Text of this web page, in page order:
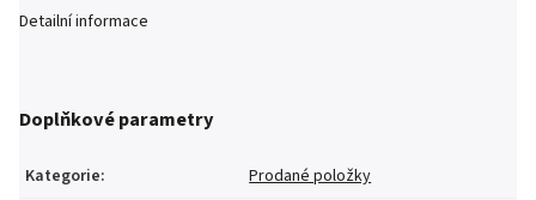
Detailní informace
Doplňkové parametry
Kategorie:
Prodané položky